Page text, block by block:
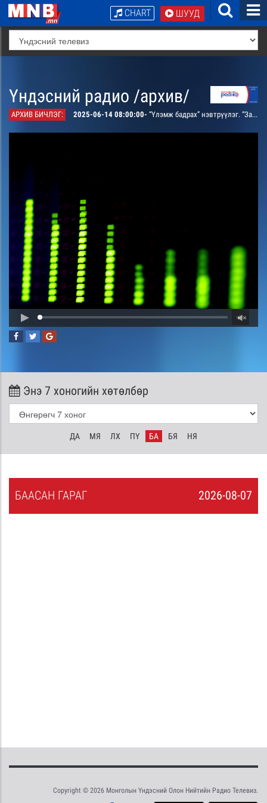
ШУУД
CHART
Үндэсний радио /архив/
АРХИВ БИЧЛЭГ: 2025-06-14 08:00:00- “Үлэмж бадрах” нэвтрүүлэг. “Заан хүний зангараг”-Булган аймгийн Бүрэгхангай сумын харъяат, улсын заан Өсөхбаяр оролцоно /давтана/
Энэ 7 хоногийн хөтөлбөр
ДА МЯ ЛХ ПҮ БА БЯ НЯ
2026-08-07
БААСАН ГАРАГ
Copyright © 2026 Монголын Үндэсний Олон Нийтийн Радио Телевиз.